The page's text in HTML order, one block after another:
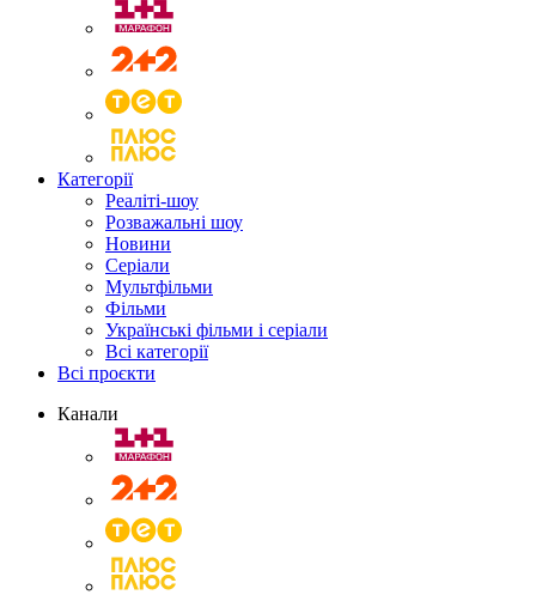
Категорії
Реаліті-шоу
Розважальні шоу
Новини
Серіали
Мультфільми
Фільми
Українські фільми і серіали
Всі категорії
Всі проєкти
Канали